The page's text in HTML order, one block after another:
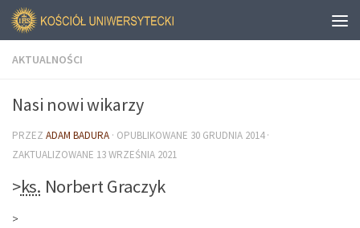
AKTUALNOŚCI
Nasi nowi wikarzy
PRZEZ ADAM BADURA · OPUBLIKOWANE 30 GRUDNIA 2014·
ZAKTUALIZOWANE 13 WRZEŚNIA 2021
>ks. Norbert Graczyk
>